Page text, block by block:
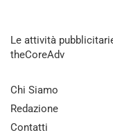
Le attività
theCoreAdv
Chi Siamo
Redazione
Contatti